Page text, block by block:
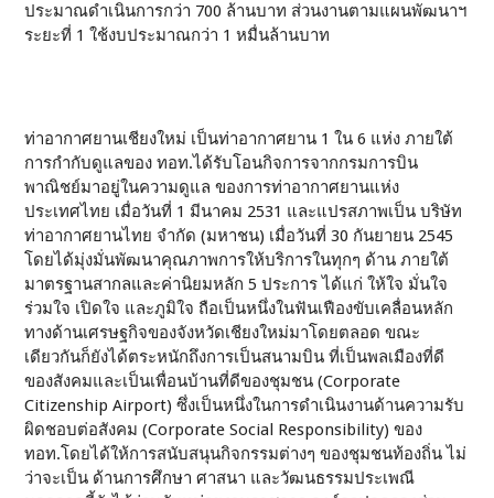
ประมาณดำเนินการกว่า 700 ล้านบาท ส่วนงานตามแผนพัฒนาฯ
ระยะที่ 1 ใช้งบประมาณกว่า 1 หมื่นล้านบาท
ท่าอากาศยานเชียงใหม่ เป็นท่าอากาศยาน 1 ใน 6 แห่ง ภายใต้
การกำกับดูแลของ ทอท.ได้รับโอนกิจการจากกรมการบิน
พาณิชย์มาอยู่ในความดูแล ของการท่าอากาศยานแห่ง
ประเทศไทย เมื่อวันที่ 1 มีนาคม 2531 และแปรสภาพเป็น บริษัท
ท่าอากาศยานไทย จำกัด (มหาชน) เมื่อวันที่ 30 กันยายน 2545
โดยได้มุ่งมั่นพัฒนาคุณภาพการให้บริการในทุกๆ ด้าน ภายใต้
มาตรฐานสากลและค่านิยมหลัก 5 ประการ ได้แก่ ให้ใจ มั่นใจ
ร่วมใจ เปิดใจ และภูมิใจ ถือเป็นหนึ่งในฟันเฟืองขับเคลื่อนหลัก
ทางด้านเศรษฐกิจของจังหวัดเชียงใหม่มาโดยตลอด ขณะ
เดียวกันก็ยังได้ตระหนักถึงการเป็นสนามบิน ที่เป็นพลเมืองที่ดี
ของสังคมและเป็นเพื่อนบ้านที่ดีของชุมชน (Corporate
Citizenship Airport) ซึ่งเป็นหนึ่งในการดำเนินงานด้านความรับ
ผิดชอบต่อสังคม (Corporate Social Responsibility) ของ
ทอท.โดยได้ให้การสนับสนุนกิจกรรมต่างๆ ของชุมชนท้องถิ่น ไม่
ว่าจะเป็น ด้านการศึกษา ศาสนา และวัฒนธรรมประเพณี